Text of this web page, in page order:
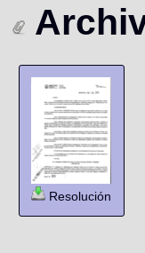
Resolución